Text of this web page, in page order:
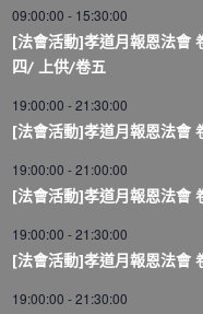
09:00:00 - 15:30:00
[法會活動]孝道月報恩法會
四/ 上供/卷五
19:00:00 -21:30:00
[法會活動]孝道月報恩法會
19:00:00 -21:00:00
[法會活動]孝道月報恩法會
19:00:00 -21:30:00
[法會活動]孝道月報恩法會
19:00:00 -21:30:00